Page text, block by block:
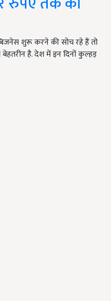
शुरू करने की सोच रहे हैं तो
है. देश में इन दिनों कुल्हड़